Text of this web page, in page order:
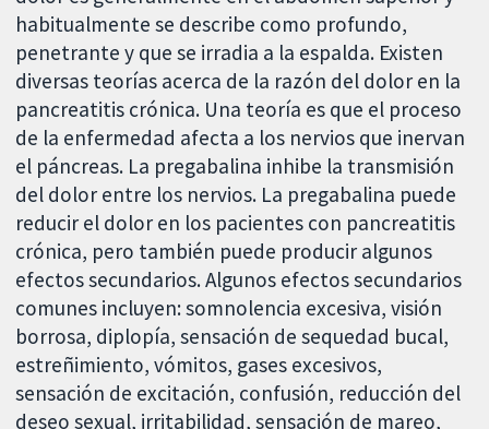
habitualmente se describe como profundo,
penetrante y que se irradia a la espalda. Existen
diversas teorías acerca de la razón del dolor en la
pancreatitis crónica. Una teoría es que el proceso
de la enfermedad afecta a los nervios que inervan
el páncreas. La pregabalina inhibe la transmisión
del dolor entre los nervios. La pregabalina puede
reducir el dolor en los pacientes con pancreatitis
crónica, pero también puede producir algunos
efectos secundarios. Algunos efectos secundarios
comunes incluyen: somnolencia excesiva, visión
borrosa, diplopía, sensación de sequedad bucal,
estreñimiento, vómitos, gases excesivos,
sensación de excitación, confusión, reducción del
deseo sexual, irritabilidad, sensación de mareo,